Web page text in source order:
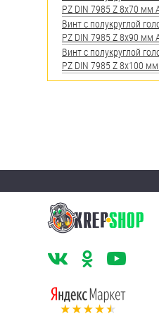
PZ DIN 7985 Z 8х70 мм
Винт с полукруглой
PZ DIN 7985 Z 8х90 мм
Винт с полукруглой
PZ DIN 7985 Z 8х100